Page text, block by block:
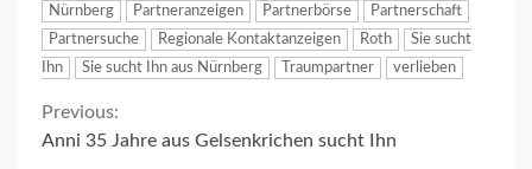
Nürnberg
Partneranzeigen Partnerbörse
Partnerschaft
Partnersuche
Regionale Kontaktanzeigen Roth
Sie sucht
Ihn
Sie sucht Ihn aus Nürnberg Traumpartner verlieben
Continue
Previous:
Anni 35 Jahre aus Gelsenkrichen sucht Ihn